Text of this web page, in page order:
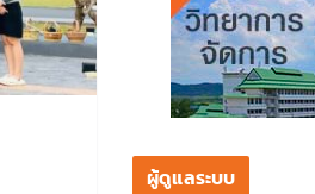
ผู้ดูแลระบบ